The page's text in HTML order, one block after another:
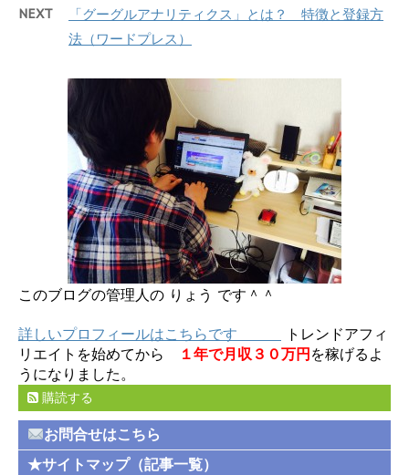
NEXT
「グーグルアナリティクス」とは？ 特徴と登録方
法（ワードプレス）
このブログの管理人の りょう です＾＾
詳しいプロフィールはこちらです
トレンドアフィ
リエイトを始めてから
１年で月収３０万円 を稼げるよ
うになりました。
購読する
お問合せはこちら
★サイトマップ（記事一覧）